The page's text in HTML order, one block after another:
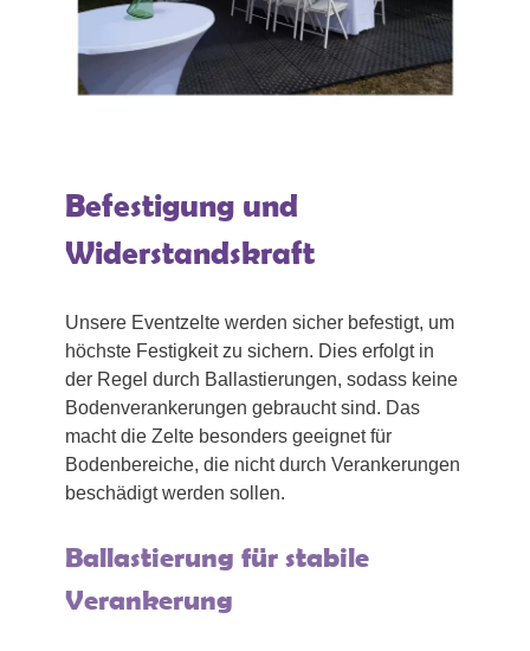
Befestigung und
Widerstandskraft
Unsere Eventzelte werden sicher befestigt, um
höchste Festigkeit zu sichern. Dies erfolgt in
der Regel durch Ballastierungen, sodass keine
Bodenverankerungen gebraucht sind. Das
macht die Zelte besonders geeignet für
Bodenbereiche, die nicht durch Verankerungen
beschädigt werden sollen.
Ballastierung für stabile
Verankerung